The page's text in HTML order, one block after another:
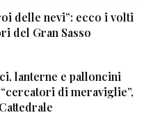
delle nevi”: ecco i volti
del Gran Sasso
lanterne e palloncini
di meraviglie”,